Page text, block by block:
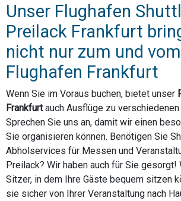
Unser Flughafen
Preilack Frankfurt
nicht nur zum und vom
Flughafen Frankfurt
Wenn Sie im Voraus buchen, bietet unser
Frankfurtauch Ausflüge zu verschiedenen
Sprechen Sie uns an, damit wir einen
Sie organisieren können. Benötigen Sie
Abholservices für Messen und
Preilack? Wir haben auch für Sie gesorgt!
Sitzer, in dem Ihre Gäste bequem sitzen
sie sicher von Ihrer Veranstaltung nach